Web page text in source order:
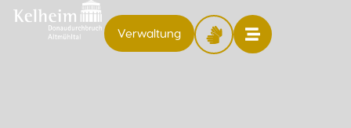
Verwaltung